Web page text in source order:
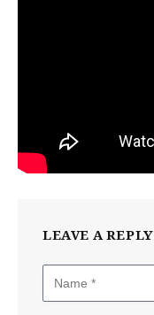
LEAVE A REPLY